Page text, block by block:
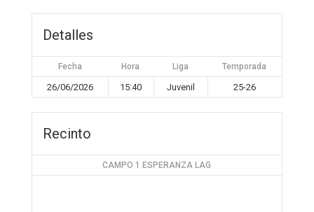
Detalles
Fecha Hora Liga Temporada
26/06/2026 15:40 Juvenil 25-26
Recinto
CAMPO 1 ESPERANZA LAG